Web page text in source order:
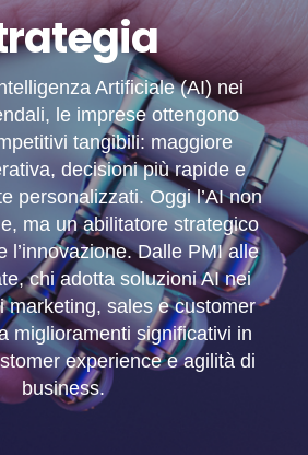
Artificiale (AI) nei
le imprese ottengono
tangibili: maggiore
decisioni più rapide e
personalizzati. Oggi l’AI non
ma un abilitatore strategico
l’innovazione. Dalle PMI alle
chi adotta soluzioni AI nei
marketing, sales e customer
miglioramenti significativi in
experience e agilità di
business.